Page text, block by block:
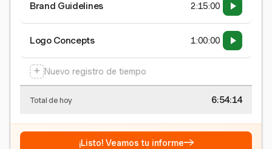
Brand Guidelines 2:15:00
Logo Concepts 1:00:00
+ Nuevo registro de tiempo
Total de hoy 6:54:15
¡Listo! Veamos tu informe→